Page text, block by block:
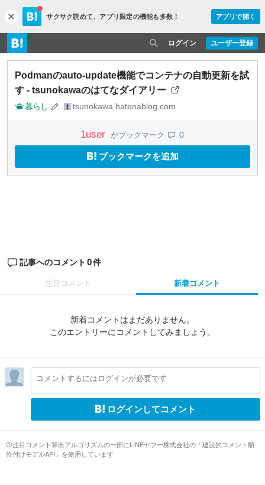
c
l
o
s
e
サクサク読めて、 アプリ限定の機能も多数！ アプリで開く
ユーザー登録
ログイン
Podmanのauto-update機能でコンテナの自動更新を試
す - tsunokawaのはてなダイアリー
暮らし tsunokawa.hatenablog.com
1user がブックマーク 0
ブックマークを追加
記事へのコメント 0件
注目コメント 新着コメント
新着コメントはまだありません。
このエントリーにコメントしてみましょう。
コメントするにはログインが必要です
ログインしてコメント
注目コメント算出アルゴリズムの一部にLINEヤフー株式会社の「建設的コメント順
位付けモデルAPI」を使用しています